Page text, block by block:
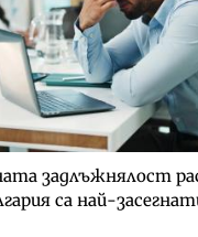
задлъжнялост
са най-